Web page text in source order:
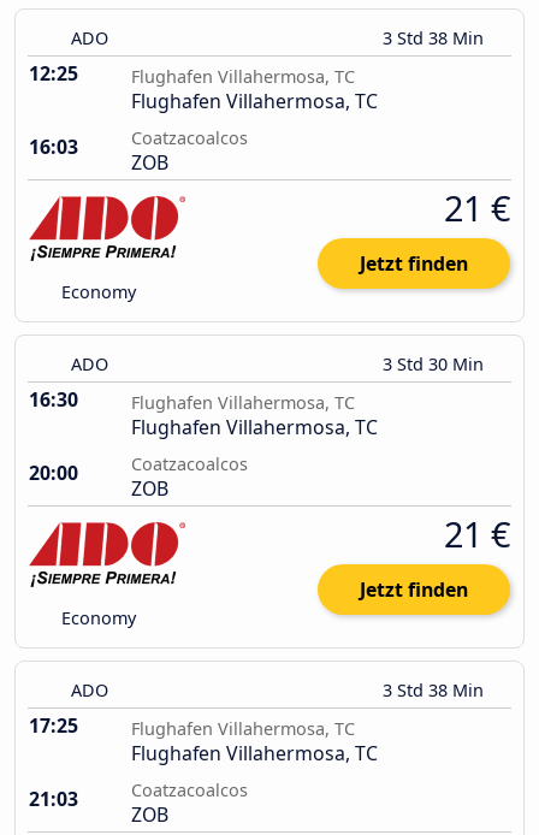
ADO 3 Std 38 Min
12:25 Flughafen Villahermosa, TC
Flughafen Villahermosa, TC
16:03
Coatzacoalcos
ZOB
Economy
21 €
Jetzt finden
ADO 3 Std 30 Min
16:30 Flughafen Villahermosa, TC
Flughafen Villahermosa, TC
20:00
Coatzacoalcos
ZOB
Economy
21 €
Jetzt finden
ADO 3 Std 38 Min
17:25 Flughafen Villahermosa, TC
Flughafen Villahermosa, TC
21:03
Coatzacoalcos
ZOB